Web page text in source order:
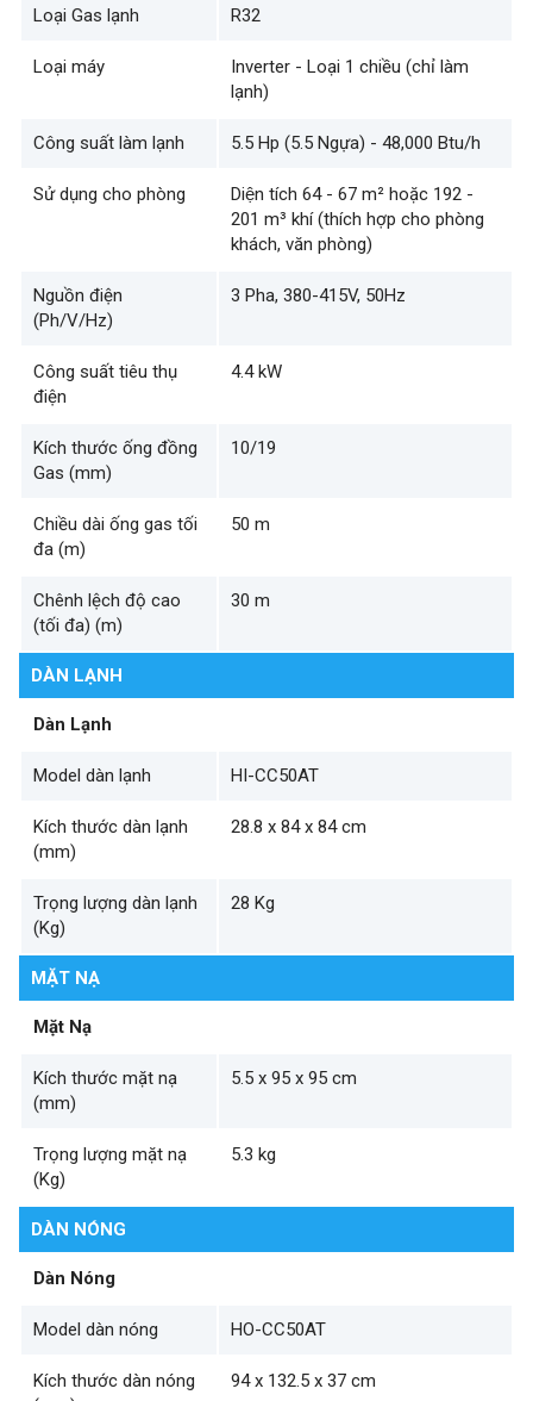
Loại Gas lạnh R32
Loại máy
Inverter - Loại 1 chiều (chỉ làm
lạnh)
Công suất làm lạnh 5.5 Hp (5.5 Ngựa) - 48,000 Btu/h
Sử dụng cho phòng
Diện tích 64 - 67 m² hoặc 192 -
201 m³ khí (thích hợp cho phòng
khách, văn phòng)
Nguồn điện
(Ph/V/Hz)
3 Pha, 380-415V, 50Hz
Công suất tiêu thụ
điện
4.4 kW
Kích thước ống đồng
Gas (mm)
10/19
Chiều dài ống gas tối
đa (m)
50 m
Chênh lệch độ cao
(tối đa) (m)
30 m
DÀN LẠNH
Dàn Lạnh
Model dàn lạnh HI-CC50AT
Kích thước dàn lạnh
(mm)
28.8 x 84 x 84 cm
Trọng lượng dàn lạnh
(Kg)
28 Kg
MẶT NẠ
Mặt Nạ
Kích thước mặt nạ
(mm)
5.5 x 95 x 95 cm
Trọng lượng mặt nạ
(Kg)
5.3 kg
DÀN NÓNG
Dàn Nóng
Model dàn nóng HO-CC50AT
Kích thước dàn nóng
94 x 132.5 x 37 cm